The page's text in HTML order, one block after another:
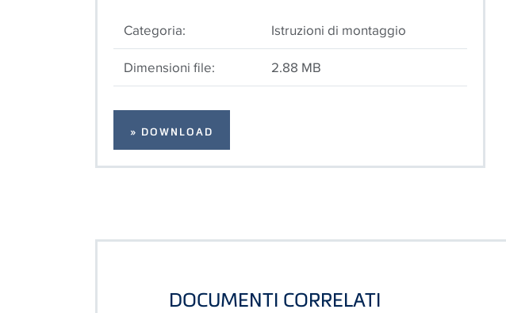
Categoria:
Istruzioni di montaggio
Dimensioni file:
2.88 MB
» DOWNLOAD
DOCUMENTI CORRELATI